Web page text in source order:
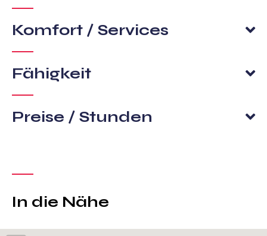
Komfort / Services
Fähigkeit
Preise / Stunden
In die Nähe